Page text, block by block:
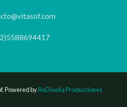
Powered byReDiseña Producciones